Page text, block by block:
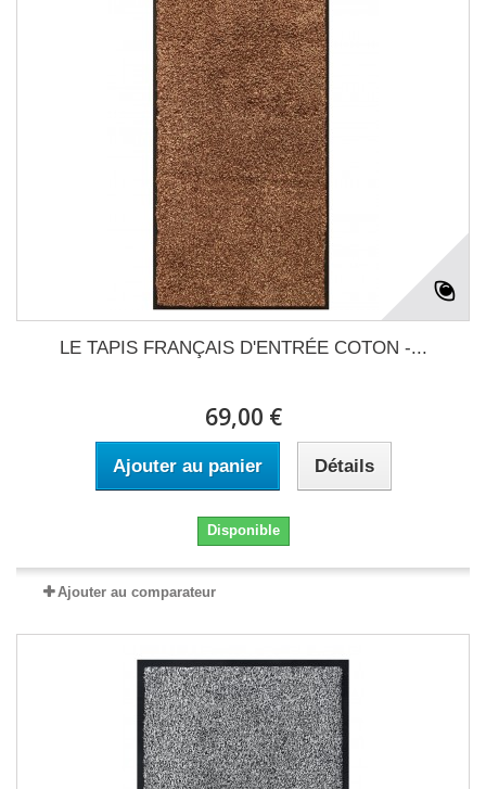
LE TAPIS FRANÇAIS D'ENTRÉE COTON -...
69,00 €
Ajouter au panier Détails
Disponible
Ajouter au comparateur